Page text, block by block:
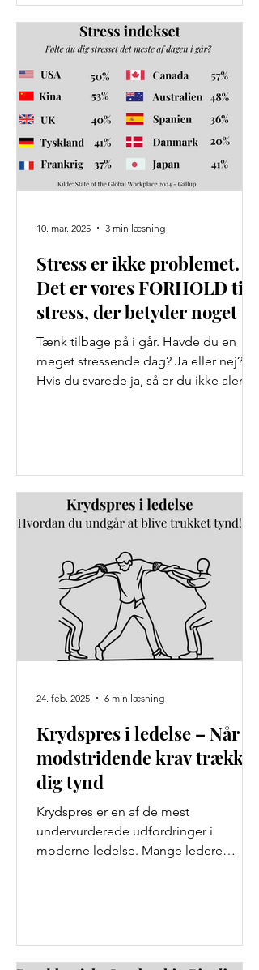
Stress er ikke problemet.
Det er vores FORHOLD til
stress, der betyder noget
Tænk tilbage på i går. Havde du en
meget stressende dag? Ja eller nej?
Hvis du svarede ja, så er du ikke alene.
10. mar. 2025 3 min læsning
Krydspres i ledelse – Når
modstridende krav trækker
dig tynd
Krydspres er en af de mest
undervurderede udfordringer i
moderne ledelse. Mange ledere
24. feb. 2025 6 min læsning